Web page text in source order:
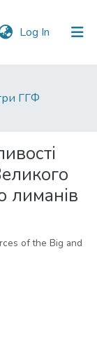
Log In (current)
ГГФ
лиманів
of the Big and